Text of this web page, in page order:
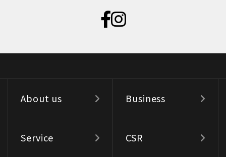
About us Business
Service CSR